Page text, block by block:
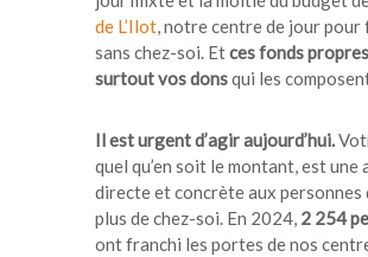
de L’Ilot , notre centre de jour pour
sans chez-soi. Etces fonds
surtout vos donsqui les
Il est urgent d’agir aujourd’hui.
quel qu’en soit le montant, est une
directe et concrète aux personnes
plus de chez-soi. En 2024, 2 254
ont franchi les portes de nos